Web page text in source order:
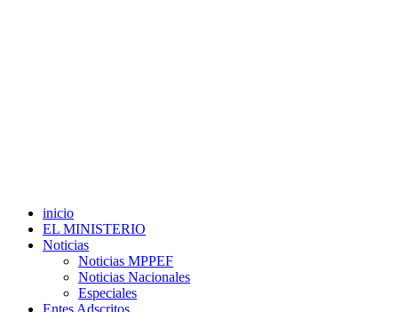
inicio
EL MINISTERIO
Noticias
Noticias MPPEF
Noticias Nacionales
Especiales
Entes Adscritos